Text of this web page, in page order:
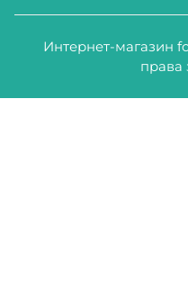
Интернет-магазин